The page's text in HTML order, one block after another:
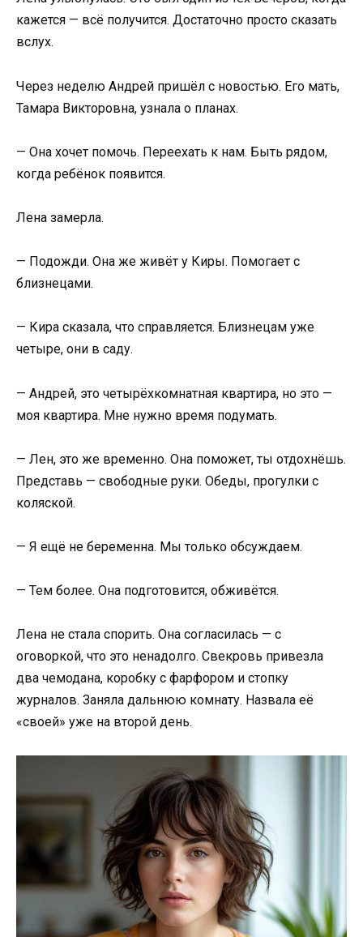
кажется — всё получится. Достаточно просто сказать
вслух.
Через неделю Андрей пришёл с новостью. Его мать,
Тамара Викторовна, узнала о планах.
— Она хочет помочь. Переехать к нам. Быть рядом,
когда ребёнок появится.
Лена замерла.
— Подожди. Она же живёт у Киры. Помогает с
близнецами.
— Кира сказала, что справляется. Близнецам уже
четыре, они в саду.
— Андрей, это четырёхкомнатная квартира, но это —
моя квартира. Мне нужно время подумать.
— Лен, это же временно. Она поможет, ты отдохнёшь.
Представь — свободные руки. Обеды, прогулки с
коляской.
— Я ещё не беременна. Мы только обсуждаем.
— Тем более. Она подготовится, обживётся.
Лена не стала спорить. Она согласилась — с
оговоркой, что это ненадолго. Свекровь привезла
два чемодана, коробку с фарфором и стопку
журналов. Заняла дальнюю комнату. Назвала её
«своей» уже на второй день.